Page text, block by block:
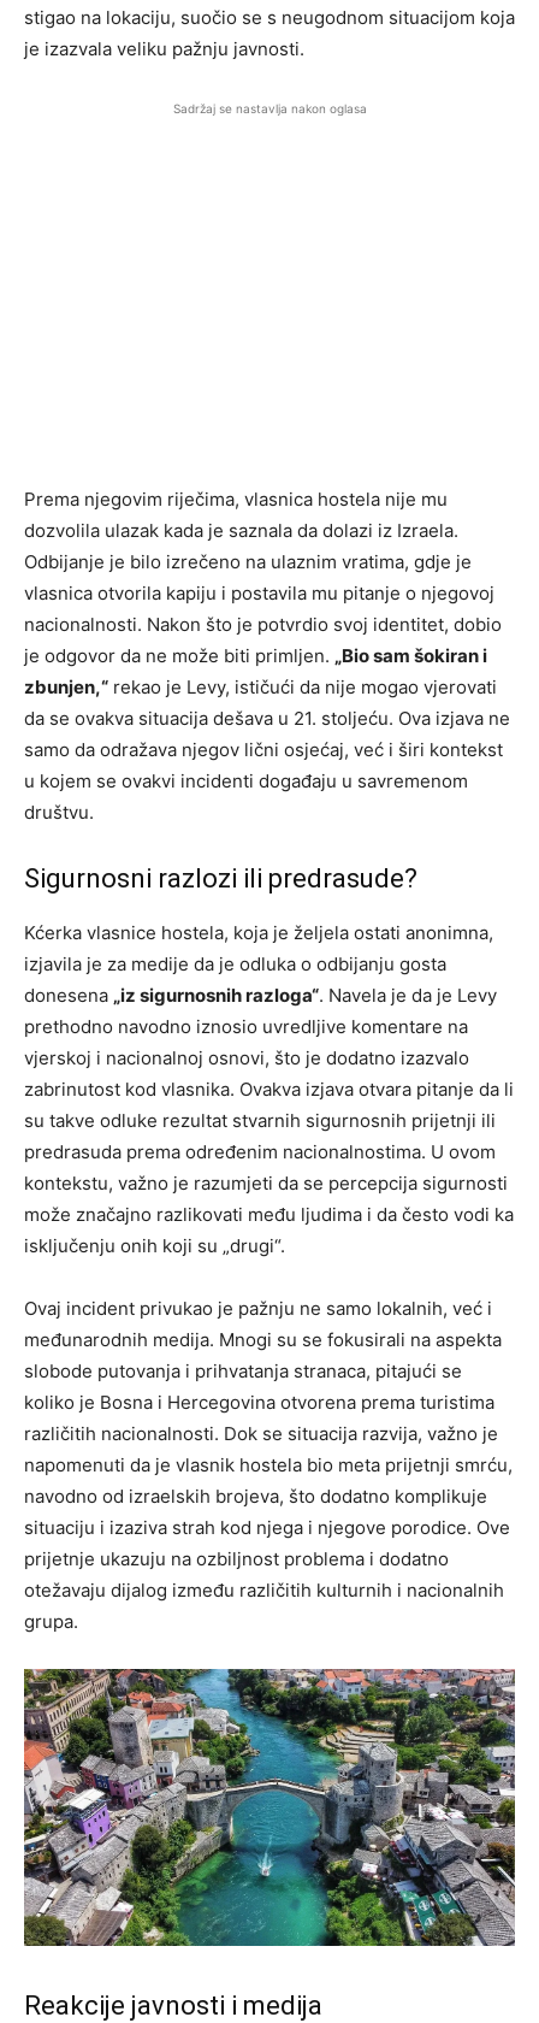
stigao na lokaciju, suočio se s neugodnom situacijom koja
je izazvala veliku pažnju javnosti.
Sadržaj se nastavlja nakon oglasa
Prema njegovim riječima, vlasnica hostela nije mu
dozvolila ulazak kada je saznala da dolazi iz Izraela.
Odbijanje je bilo izrečeno na ulaznim vratima, gdje je
vlasnica otvorila kapiju i postavila mu pitanje o njegovoj
nacionalnosti. Nakon što je potvrdio svoj identitet, dobio
je odgovor da ne može biti primljen. „Bio sam šokiran i
zbunjen,“ rekao je Levy, ističući da nije mogao vjerovati
da se ovakva situacija dešava u 21. stoljeću. Ova izjava ne
samo da odražava njegov lični osjećaj, već i širi kontekst
u kojem se ovakvi incidenti događaju u savremenom
društvu.
Sigurnosni razlozi ili predrasude?
Kćerka vlasnice hostela, koja je željela ostati anonimna,
izjavila je za medije da je odluka o odbijanju gosta
donesena „iz sigurnosnih razloga“. Navela je da je Levy
prethodno navodno iznosio uvredljive komentare na
vjerskoj i nacionalnoj osnovi, što je dodatno izazvalo
zabrinutost kod vlasnika. Ovakva izjava otvara pitanje da li
su takve odluke rezultat stvarnih sigurnosnih prijetnji ili
predrasuda prema određenim nacionalnostima. U ovom
kontekstu, važno je razumjeti da se percepcija sigurnosti
može značajno razlikovati među ljudima i da često vodi ka
isključenju onih koji su „drugi“.
Ovaj incident privukao je pažnju ne samo lokalnih, već i
međunarodnih medija. Mnogi su se fokusirali na aspekta
slobode putovanja i prihvatanja stranaca, pitajući se
koliko je Bosna i Hercegovina otvorena prema turistima
različitih nacionalnosti. Dok se situacija razvija, važno je
napomenuti da je vlasnik hostela bio meta prijetnji smrću,
navodno od izraelskih brojeva, što dodatno komplikuje
situaciju i izaziva strah kod njega i njegove porodice. Ove
prijetnje ukazuju na ozbiljnost problema i dodatno
otežavaju dijalog između različitih kulturnih i nacionalnih
grupa.
Reakcije javnosti i medija